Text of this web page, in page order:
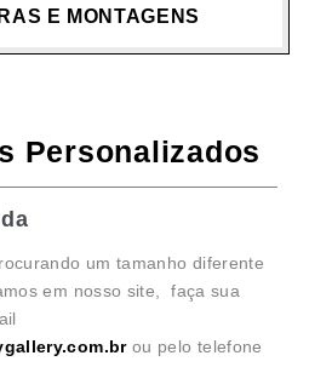
E MONTAGENS
Personalizados
um tamanho diferente
em nosso site, faça sua
ou pelo telefone